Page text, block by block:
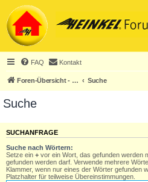
FAQ Kontakt
Foren-Übersicht - ACHTUNG! Neuregistrierung nur noch für Heinkel-Club-Mitglieder! Suche
Suche
SUCHANFRAGE
Suche nach Wörtern:
Setze ein + vor ein Wort, das gefunden werden
gefunden werden darf. Verwende mehrere
Klammer, wenn nur eines der Wörter gefunden
Platzhalter für teilweise Übereinstimmungen.